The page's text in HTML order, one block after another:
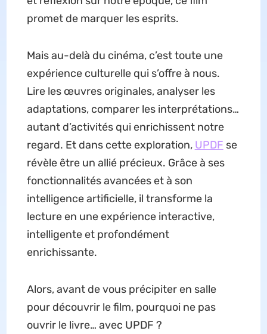
promet de marquer les esprits.
Mais au-delà du cinéma, c’est toute une
expérience culturelle qui s’offre à nous.
Lire les œuvres originales, analyser les
adaptations, comparer les interprétations…
autant d’activités qui enrichissent notre
regard. Et dans cette exploration, UPDF se
révèle être un allié précieux. Grâce à ses
fonctionnalités avancées et à son
intelligence artificielle, il transforme la
lecture en une expérience interactive,
intelligente et profondément
enrichissante.
Alors, avant de vous précipiter en salle
pour découvrir le film, pourquoi ne pas
ouvrir le livre… avec UPDF ?